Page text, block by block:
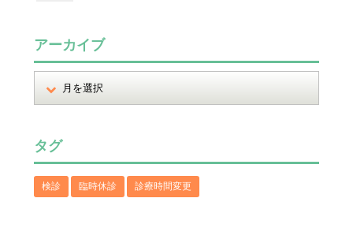
アーカイブ
タグ
検診 臨時休診 診療時間変更